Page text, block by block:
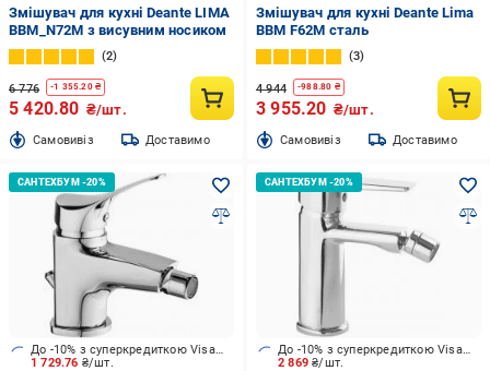
Змішувач для кухні Deante LIMA
BBM_N72M з висувним носиком
2
6 776 -1 355.20₴
5 420.80 ₴/шт.
Cамовивіз Доставимо
Змішувач для кухні Deante Lima
BBM F62M сталь
3
4 944 -988.80 ₴
3 955.20 ₴/шт.
Cамовивіз Доставимо
1 729.76 ₴/шт.
До -10% з суперкредиткою Visa Вигода
2 869₴/шт.
До -10% з суперкредиткою Visa Вигода